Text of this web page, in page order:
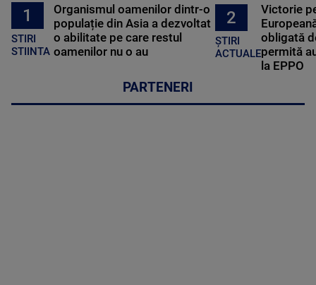
1
STIRI
STIINTA
Organismul oamenilor dintr-o
populație din Asia a dezvoltat
o abilitate pe care restul
oamenilor nu o au
2
ȘTIRI
ACTUALE
Victorie
obligată
permită
la EPPO
PARTENERI